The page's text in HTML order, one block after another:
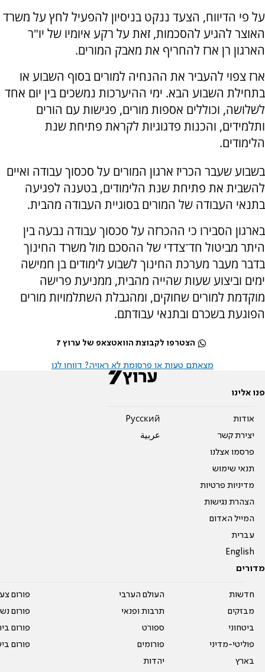
על פי הדיווח, הצעד ננקט בניסיון להפעיל לחץ על משרד
האוצר להגיע להסכמות, זאת על רקע איומיו של יו"ר
הארגון רן ארז להחריף את מאבק המורים.
ארז צפוי להעביר את ההנחיה למורים בסוף השבוע או
בתחילת השבוע הבא. ימי ההיערכות נמשכים בין יום אחד
לשלושה, וכוללים אספות מורים, פגישות עם הורים
ותלמידים, והכנות פדגוגיות לקראת פתיחת שנת
הלימודים.
בשבוע שעבר הכריז ארגון המורים על סכסוך עבודה ואיים
להשבית את פתיחת שנת הלימודים, בטענה לפגיעה
בתנאי העבודה של המורים בסוגיית העבודה מהבית.
בארגון הסבירו כי ההכרזה על סכסוך עבודה נבעה בין
היתר מביטול חד־צדדי של ההסכם מול משרד החינוך
בדבר מעבר מערכת החינוך לשבוע לימודים בן חמישה
ימים וביצוע שעות שהייה מהבית, ממניעת פרישה
מוקדמת למורים שחוקים, ומהגבלת השתלמויות מורים
הפוגעת בשכרם ובתנאי עבודתם.
הצטרפו לקבוצת הוואטצאפ של ערוץ 7
מצאתם טעות או פרסומת לא ראויה? דווחו לנו
פנו אלינו
אודות
יצירת קשר
פרסמו אצלנו
תנאי שימוש
מדיניות פרטיות
הצהרת נגישות
המייל האדום
עברית
English
Pусский
عربية
מדורים
חדשות
מבזקים
ביטחוני
פוליטי-מדיני
בארץ
העולם הערבי
תרבות ופנאי
ספורט
פורומים
יהדות
פורום
פורום
פורום
פורום